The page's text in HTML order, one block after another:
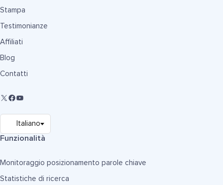
Stampa
Testimonianze
Affiliati
Blog
Contatti
Funzionalità
Monitoraggio posizionamento parole chiave
Statistiche di ricerca